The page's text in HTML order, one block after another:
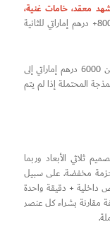
معقد، خامات غنية،
300 – 800+ درهم إماراتي للثانية
لذا يمكن أن تتراوح الرسوم المتحركة لمدة 60 ثانية من 6000 درهم إماراتي إلى
المحتملة إذا لم يتم
ثلاثي الأبعاد وربما
حزمة مخفضة. على سبيل
الحزمة “5 عروض خارجية + 3 عروض داخلية + دقيقة واحدة
مقارنة بشراء كل عنصر